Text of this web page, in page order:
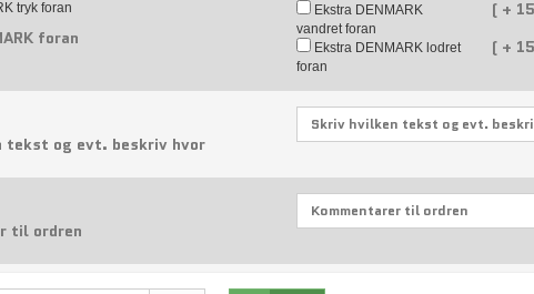
tryk foran
foran
Ekstra DENMARK
vandret foran
( +
Ekstra DENMARK lodret
foran
( +
tekst og evt. beskriv hvor
til ordren